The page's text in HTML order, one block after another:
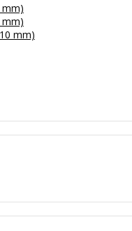
mm)
mm)
mm)